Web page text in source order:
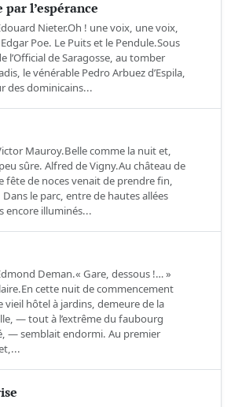
l’espérance
Nieter.Oh ! une voix, une voix,
Poe. Le Puits et le Pendule.Sous
l’Official de Saragosse, au tomber
le vénérable Pedro Arbuez d’Espila,
des dominicains...
Mauroy.Belle comme la nuit et,
sûre. Alfred de Vigny.Au château de
fête de noces venait de prendre fin,
le parc, entre de hautes allées
encore illuminés...
Deman.« Gare, dessous !… »
cette nuit de commencement
vieil hôtel à jardins, demeure de la
— tout à l’extrême du faubourg
— semblait endormi. Au premier